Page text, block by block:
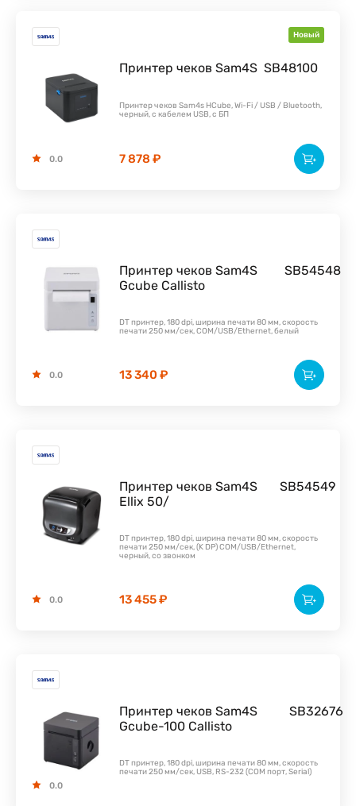
Принтер чеков Sam4S SB48100
Принтер чеков Sam4s HCube, Wi-Fi / USB / Bluetooth,
черный, с кабелем USB, с БП
7 878 ₽
Новый
0.0
Принтер чеков Sam4S
Gcube Callisto
SB54548
DT принтер, 180 dpi, ширина печати 80 мм, скорость
печати 250 мм/сек, COM/USB/Ethernet, белый
13 340 ₽
0.0
Принтер чеков Sam4S
Ellix 50/
SB54549
DT принтер, 180 dpi, ширина печати 80 мм, скорость
печати 250 мм/сек, (K DP) COM/USB/Ethernet,
черный, со звонком
13 455 ₽
0.0
Принтер чеков Sam4S
Gcube-100 Callisto
SB32676
DT принтер, 180 dpi, ширина печати 80 мм, скорость
печати 250 мм/сек, USB, RS-232 (COM порт, Serial)
0.0